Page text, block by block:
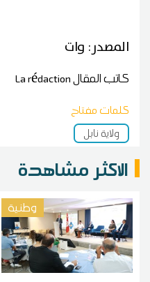
المصدر: وات
كاتب المقالLa rédaction
كلمات مفتاح
ولاية نابل
الاكثر مشاهدة
وطنية